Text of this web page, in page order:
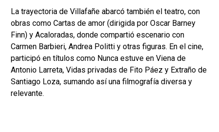
La trayectoria de Villafañe abarcó también el teatro, con
obras como Cartas de amor (dirigida por Oscar Barney
Finn) y Acaloradas, donde compartió escenario con
Carmen Barbieri, Andrea Politti y otras figuras. En el cine,
participó en títulos como Nunca estuve en Viena de
Antonio Larreta, Vidas privadas de Fito Páez y Extraño de
Santiago Loza, sumando así una filmografía diversa y
relevante.